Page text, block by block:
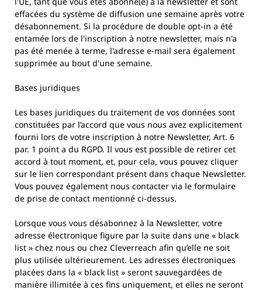
effacées du système de diffusion une semaine après votre
désabonnement. Si la procédure de double opt-in a été
entamée lors de l'inscription à notre newsletter, mais n'a
pas été menée à terme, l'adresse e-mail sera également
supprimée au bout d'une semaine.
Bases juridiques
Les bases juridiques du traitement de vos données sont
constituées par l’accord que vous nous avez explicitement
fourni lors de votre inscription à notre Newsletter, Art. 6
par. 1 point a du RGPD. Il vous est possible de retirer cet
accord à tout moment, et, pour cela, vous pouvez cliquer
sur le lien correspondant présent dans chaque Newsletter.
Vous pouvez également nous contacter via le formulaire
de prise de contact mentionné ci-dessus.
Lorsque vous vous désabonnez à la Newsletter, votre
adresse électronique figure par la suite dans une « black
list » chez nous ou chez Cleverreach afin qu’elle ne soit
plus utilisée ultérieurement. Les adresses électroniques
placées dans la « black list » seront sauvegardées de
manière illimitée à ces fins uniquement, et elles ne seront